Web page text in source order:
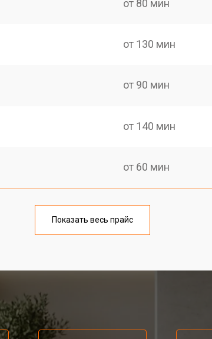
от 80 мин
от 130 мин
от 90 мин
от 140 мин
от 60 мин
от 150 мин
от 80 мин
Показать весь прайс